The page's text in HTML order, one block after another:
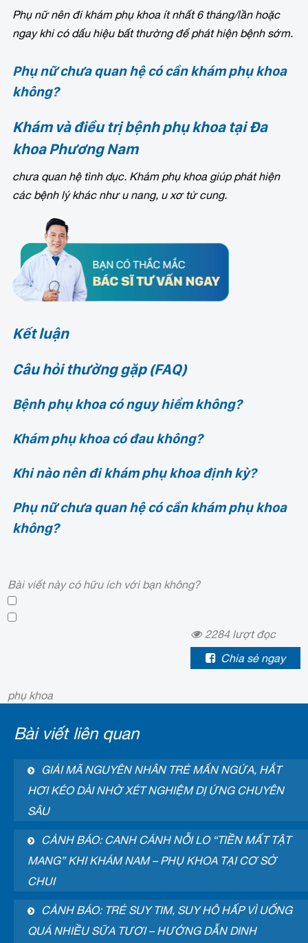
Phụ nữ nên đi khám phụ khoa ít nhất 6 tháng/lần hoặc
ngay khi có dấu hiệu bất thường để phát hiện bệnh sớm.
Phụ nữ chưa quan hệ có cần khám phụ khoa
không?
Khám và điều trị bệnh phụ khoa tại Đa
khoa Phương Nam
chưa quan hệ tình dục. Khám phụ khoa giúp phát hiện
các bệnh lý khác như u nang, u xơ tử cung.
Kết luận
Câu hỏi thường gặp (FAQ)
Bệnh phụ khoa có nguy hiểm không?
Khám phụ khoa có đau không?
Khi nào nên đi khám phụ khoa định kỳ?
Phụ nữ chưa quan hệ có cần khám phụ khoa
không?
Bài viết này có hữu ích với bạn không?
2284lượt đọc
Chia sẻ ngay
phụ khoa
Bài viết liên quan
GIẢI MÃ NGUYÊN NHÂN TRẺ MẨN NGỨA, HẮT
HƠI KÉO DÀI NHỜ XÉT NGHIỆM DỊ ỨNG CHUYÊN
SÂU
CẢNH BÁO: CANH CÁNH NỖI LO “TIỀN MẤT TẬT
MANG” KHI KHÁM NAM – PHỤ KHOA TẠI CƠ SỞ
CHUI
CẢNH BÁO: TRẺ SUY TIM, SUY HÔ HẤP VÌ UỐNG
QUÁ NHIỀU SỮA TƯƠI – HƯỚNG DẪN DINH